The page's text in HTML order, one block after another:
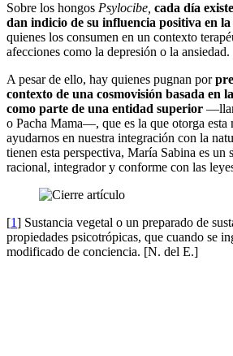
Sobre los hongos Psylocibe, cada día
dan indicio de su influencia positiva en
quienes los consumen en un contexto
afecciones como la depresión o la ansiedad.
A pesar de ello, hay quienes pugnan por
contexto de una cosmovisión basada en
como parte de una entidad superior
o Pacha Mama—, que es la que otorga esta
ayudarnos en nuestra integración con la
tienen esta perspectiva, María Sabina es un
racional, integrador y conforme con las
[1] Sustancia vegetal o un preparado de
propiedades psicotrópicas, que cuando se
modificado de conciencia. [N. del E.]